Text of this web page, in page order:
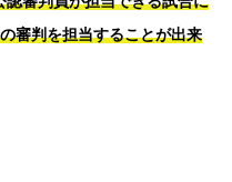
審判を担当することが出来